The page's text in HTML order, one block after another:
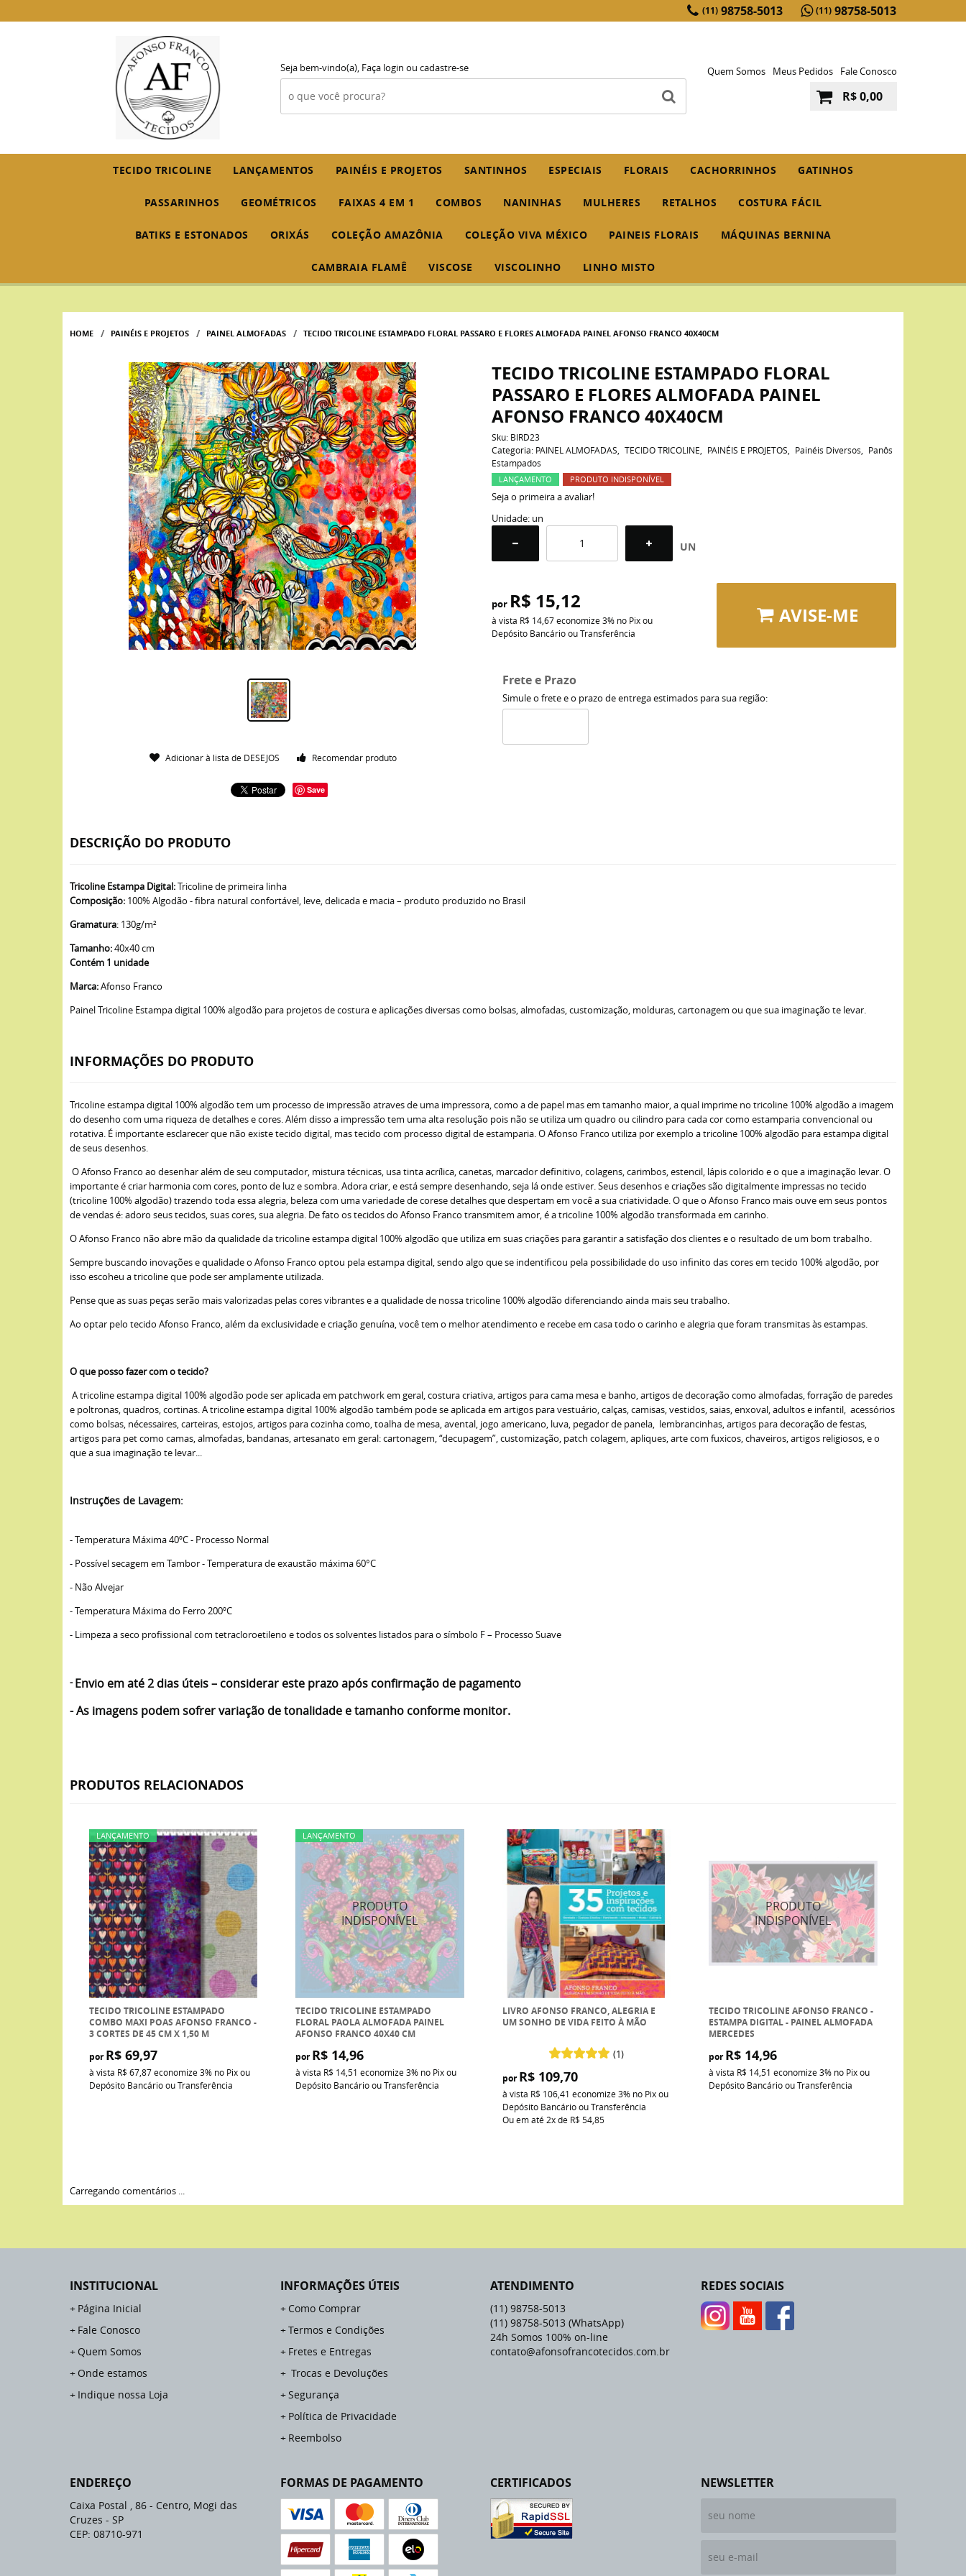
(11) 98758-5013 (11) 98758-5013
Seja bem-vindo(a), Faça login ou cadastre-se Quem Somos Meus Pedidos Fale Conosco
R$ 0,00
TECIDO TRICOLINE LANÇAMENTOS PAINÉIS E PROJETOS SANTINHOS ESPECIAIS FLORAIS CACHORRINHOS GATINHOS
PASSARINHOS GEOMÉTRICOS FAIXAS 4 EM 1 COMBOS NANINHAS MULHERES RETALHOS COSTURA FÁCIL
BATIKS E ESTONADOS ORIXÁS COLEÇÃO AMAZÔNIA COLEÇÃO VIVA MÉXICO PAINEIS FLORAIS MÁQUINAS BERNINA
CAMBRAIA FLAMÊ VISCOSE VISCOLINHO LINHO MISTO
HOME PAINÉIS E PROJETOS PAINEL ALMOFADAS TECIDO TRICOLINE ESTAMPADO FLORAL PASSARO E FLORES ALMOFADA PAINEL AFONSO FRANCO 40X40CM
Adicionar à lista de DESEJOS Recomendar produto
Save
TECIDO TRICOLINE ESTAMPADO FLORAL
PASSARO E FLORES ALMOFADA PAINEL
AFONSO FRANCO 40X40CM
Sku: BIRD23
Categoria: PAINEL ALMOFADAS TECIDO TRICOLINE PAINÉIS E PROJETOS Painéis Diversos
Panôs
Estampados
LANÇAMENTO PRODUTO INDISPONÍVEL
Seja o primeira a avaliar!
Unidade: un
UN
por R$ 15,12
à vista R$ 14,67economize3% no Pix ou
Depósito Bancário ou Transferência
AVISE-ME
Frete e Prazo
Simule o frete e o prazo de entrega estimados para sua região:
DESCRIÇÃO DO PRODUTO
Tricoline Estampa Digital:Tricoline de primeira linha
Composição: 100% Algodão - fibra natural confortável, leve, delicada e macia – produto produzido no Brasil
Gramatura: 130g/m²
Tamanho:40x40 cm
Contém 1 unidade
Marca:Afonso Franco
Painel Tricoline Estampa digital 100% algodão para projetos de costura e aplicações diversas como bolsas, almofadas, customização, molduras, cartonagem ou que sua imaginação te levar.
INFORMAÇÕES DO PRODUTO
Tricoline estampa digital 100% algodão tem um processo de impressão atraves de uma impressora, como a de papel mas em tamanho maior, a qual imprime no tricoline 100% algodão a imagem
do desenho com uma riqueza de detalhes e cores. Além disso a impressão tem uma alta resolução pois não se utiliza um quadro ou cilindro para cada cor como estamparia convencional ou
rotativa. É importante esclarecer que não existe tecido digital, mas tecido com processo digital de estamparia. O Afonso Franco utiliza por exemplo a tricoline 100% algodão para estampa digital
de seus desenhos.
O Afonso Franco ao desenhar além de seu computador, mistura técnicas, usa tinta acrílica, canetas, marcador definitivo, colagens, carimbos, estencil, lápis colorido e o que a imaginação levar. O
importante é criar harmonia com cores, ponto de luz e sombra. Adora criar, e está sempre desenhando, seja lá onde estiver. Seus desenhos e criações são digitalmente impressas no tecido
(tricoline 100% algodão) trazendo toda essa alegria, beleza com uma variedade de corese detalhes que despertam em você a sua criatividade. O que o Afonso Franco mais ouve em seus pontos
de vendas é: adoro seus tecidos, suas cores, sua alegria. De fato os tecidos do Afonso Franco transmitem amor, é a tricoline 100% algodão transformada em carinho.
O Afonso Franco não abre mão da qualidade da tricoline estampa digital 100% algodão que utiliza em suas criações para garantir a satisfação dos clientes e o resultado de um bom trabalho.
Sempre buscando inovações e qualidade o Afonso Franco optou pela estampa digital, sendo algo que se indentificou pela possibilidade do uso infinito das cores em tecido 100% algodão, por
isso escoheu a tricoline que pode ser amplamente utilizada.
Pense que as suas peças serão mais valorizadas pelas cores vibrantes e a qualidade de nossa tricoline 100% algodão diferenciando ainda mais seu trabalho.
Ao optar pelo tecido Afonso Franco, além da exclusividade e criação genuína, você tem o melhor atendimento e recebe em casa todo o carinho e alegria que foram transmitas às estampas.
O que posso fazer com o tecido?
A tricoline estampa digital 100% algodão pode ser aplicada em patchwork em geral, costura criativa, artigos para cama mesa e banho, artigos de decoração como almofadas, forração de paredes
e poltronas, quadros, cortinas. A tricoline estampa digital 100% algodão também pode se aplicada em artigos para vestuário, calças, camisas, vestidos, saias, enxoval, adultos e infantil, acessórios
como bolsas, nécessaires, carteiras, estojos, artigos para cozinha como, toalha de mesa, avental, jogo americano, luva, pegador de panela, lembrancinhas, artigos para decoração de festas,
artigos para pet como camas, almofadas, bandanas, artesanato em geral: cartonagem, “decupagem”, customização, patch colagem, apliques, arte com fuxicos, chaveiros, artigos religiosos, e o
que a sua imaginação te levar...
Instruções de Lavagem:
- Temperatura Máxima 40ºC - Processo Normal
- Possível secagem em Tambor - Temperatura de exaustão máxima 60°C
- Não Alvejar
- Temperatura Máxima do Ferro 200ºC
- Limpeza a seco profissional com tetracloroetileno e todos os solventes listados para o símbolo F – Processo Suave
-Envio em até 2 dias úteis – considerar este prazo após confirmação de pagamento
- As imagens podem sofrer variação de tonalidade e tamanho conforme monitor.
PRODUTOS RELACIONADOS
LANÇAMENTO
TECIDO TRICOLINE ESTAMPADO
COMBO MAXI POAS AFONSO FRANCO -
3 CORTES DE 45 CM X 1,50 M
por R$ 69,97
à vista R$ 67,87economize3% no Pix ou
Depósito Bancário ou Transferência
LANÇAMENTO
TECIDO TRICOLINE ESTAMPADO
FLORAL PAOLA ALMOFADA PAINEL
AFONSO FRANCO 40X40 CM
por R$ 14,96
à vista R$ 14,51 economize3% no Pix ou
Depósito Bancário ou Transferência
LIVRO AFONSO FRANCO, ALEGRIA E
UM SONHO DE VIDA FEITO À MÃO
(1)
por R$ 109,70
à vista R$ 106,41 economize3% no Pix ou
Depósito Bancário ou Transferência
Ou em até 2xde R$ 54,85
TECIDO TRICOLINE AFONSO FRANCO -
ESTAMPA DIGITAL - PAINEL ALMOFADA
MERCEDES
por R$ 14,96
à vista R$ 14,51 economize3% no Pix ou
Depósito Bancário ou Transferência
Carregando comentários ...
INSTITUCIONAL
Página Inicial
Fale Conosco
Quem Somos
Onde estamos
Indique nossa Loja
INFORMAÇÕES ÚTEIS
Como Comprar
Termos e Condições
Fretes e Entregas
Trocas e Devoluções
Segurança
Política de Privacidade
Reembolso
ATENDIMENTO
(11) 98758-5013
(11) 98758-5013 (WhatsApp)
24h Somos 100% on-line
contato@afonsofrancotecidos.com.br
REDES SOCIAIS
ENDEREÇO
Caixa Postal , 86 - Centro, Mogi das
Cruzes - SP
CEP: 08710-971
FORMAS DE PAGAMENTO CERTIFICADOS NEWSLETTER